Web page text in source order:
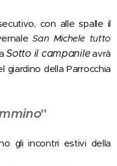
con alle spalle il
San Michele tutto
Sotto il campanileavrà
giardino della Parrocchia
"
gli incontri estivi della